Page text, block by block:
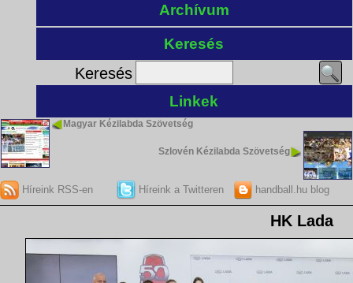
Archívum
Keresés
Keresés
Linkek
Magyar Kézilabda Szövetség
Szlovén Kézilabda Szövetség
Híreink RSS-en Híreink a Twitteren handball.hu blog
HK Lada